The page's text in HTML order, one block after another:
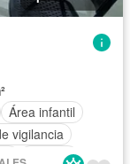
Área infantil
vigilancia
Internet